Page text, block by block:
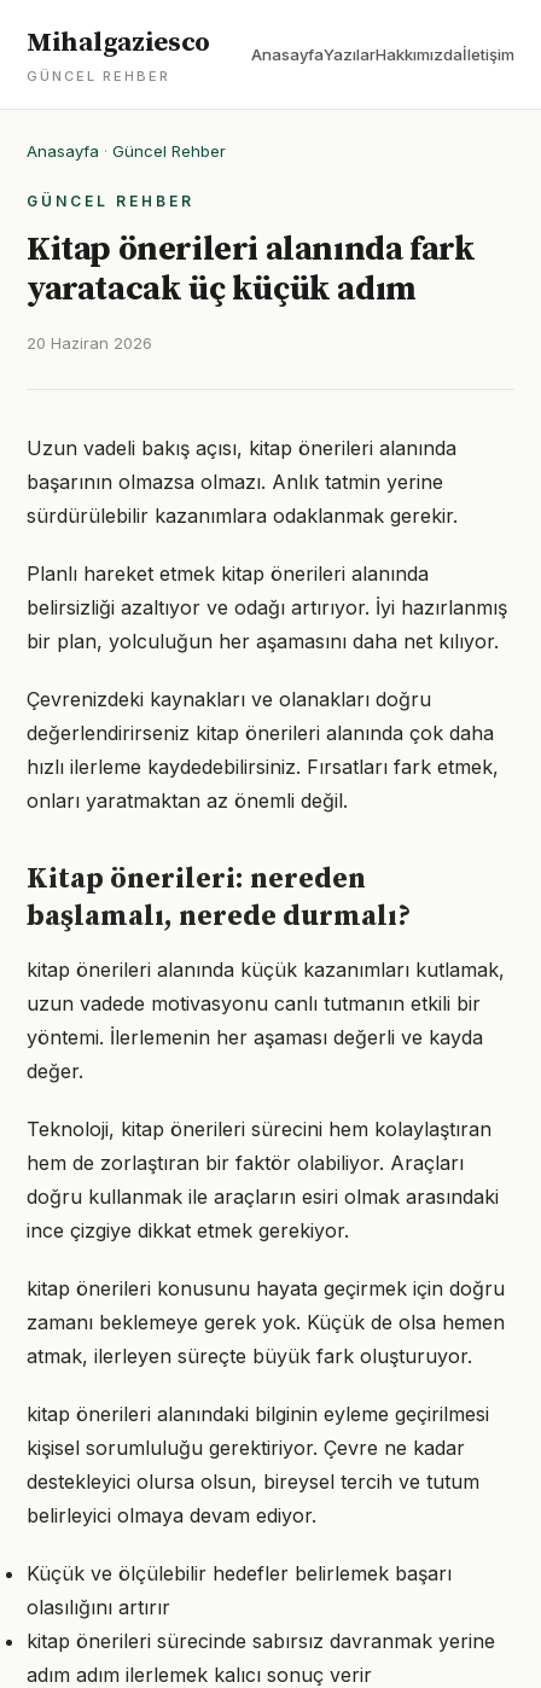
Mihalgaziesco
GÜNCEL REHBER
AnasayfaYazılarHakkımızdaİletişim
Anasayfa · Güncel Rehber
GÜNCEL REHBER
Kitap önerileri alanında fark
yaratacak üç küçük adım
20 Haziran 2026
Uzun vadeli bakış açısı, kitap önerileri alanında
başarının olmazsa olmazı. Anlık tatmin yerine
sürdürülebilir kazanımlara odaklanmak gerekir.
Planlı hareket etmek kitap önerileri alanında
belirsizliği azaltıyor ve odağı artırıyor. İyi hazırlanmış
bir plan, yolculuğun her aşamasını daha net kılıyor.
Çevrenizdeki kaynakları ve olanakları doğru
değerlendirirseniz kitap önerileri alanında çok daha
hızlı ilerleme kaydedebilirsiniz. Fırsatları fark etmek,
onları yaratmaktan az önemli değil.
Kitap önerileri: nereden
başlamalı, nerede durmalı?
kitap önerileri alanında küçük kazanımları kutlamak,
uzun vadede motivasyonu canlı tutmanın etkili bir
yöntemi. İlerlemenin her aşaması değerli ve kayda
değer.
Teknoloji, kitap önerileri sürecini hem kolaylaştıran
hem de zorlaştıran bir faktör olabiliyor. Araçları
doğru kullanmak ile araçların esiri olmak arasındaki
ince çizgiye dikkat etmek gerekiyor.
kitap önerileri konusunu hayata geçirmek için doğru
zamanı beklemeye gerek yok. Küçük de olsa hemen
atmak, ilerleyen süreçte büyük fark oluşturuyor.
kitap önerileri alanındaki bilginin eyleme geçirilmesi
kişisel sorumluluğu gerektiriyor. Çevre ne kadar
destekleyici olursa olsun, bireysel tercih ve tutum
belirleyici olmaya devam ediyor.
Küçük ve ölçülebilir hedefler belirlemek başarı
olasılığını artırır
kitap önerileri sürecinde sabırsız davranmak yerine
adım adım ilerlemek kalıcı sonuç verir